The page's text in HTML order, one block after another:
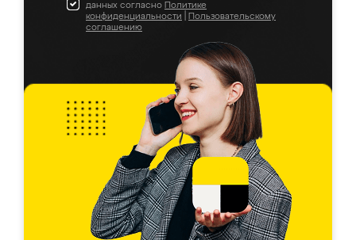
данных согласно Политике
конфиденциальности
Пользовательскому
соглашению